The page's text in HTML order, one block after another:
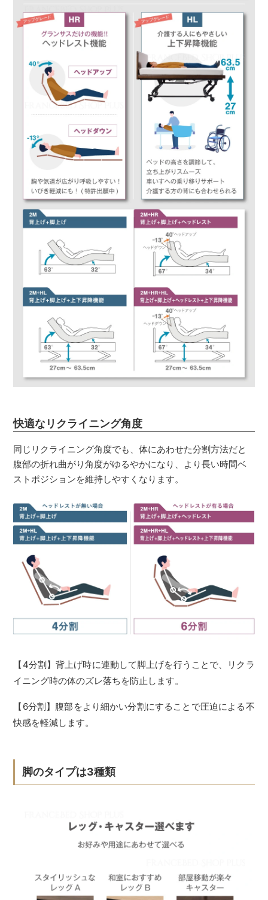
快適なリクライニング角度
同じリクライニング角度でも、体にあわせた分割方法だと
腹部の折れ曲がり角度がゆるやかになり、より長い時間ベ
ストポジションを維持しやすくなります。
【4分割】背上げ時に連動して脚上げを行うことで、リクラ
イニング時の体のズレ落ちを防止します。
【6分割】腹部をより細かい分割にすることで圧迫による不
快感を軽減します。
脚のタイプは3種類